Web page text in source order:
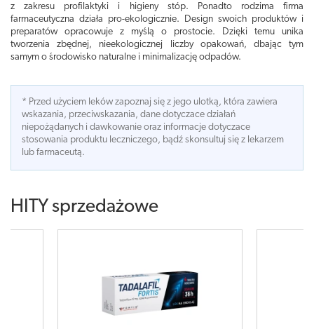
z zakresu profilaktyki i higieny stóp. Ponadto rodzima firma
farmaceutyczna działa pro-ekologicznie. Design swoich produktów i
preparatów opracowuje z myślą o prostocie. Dzięki temu unika
tworzenia zbędnej, nieekologicznej liczby opakowań, dbając tym
samym o środowisko naturalne i minimalizację odpadów.
* Przed użyciem leków zapoznaj się z jego ulotką, która zawiera
wskazania, przeciwskazania, dane dotyczace działań
niepożądanych i dawkowanie oraz informacje dotyczace
stosowania produktu leczniczego, bądź skonsultuj się z lekarzem
lub farmaceutą.
HITY sprzedażowe